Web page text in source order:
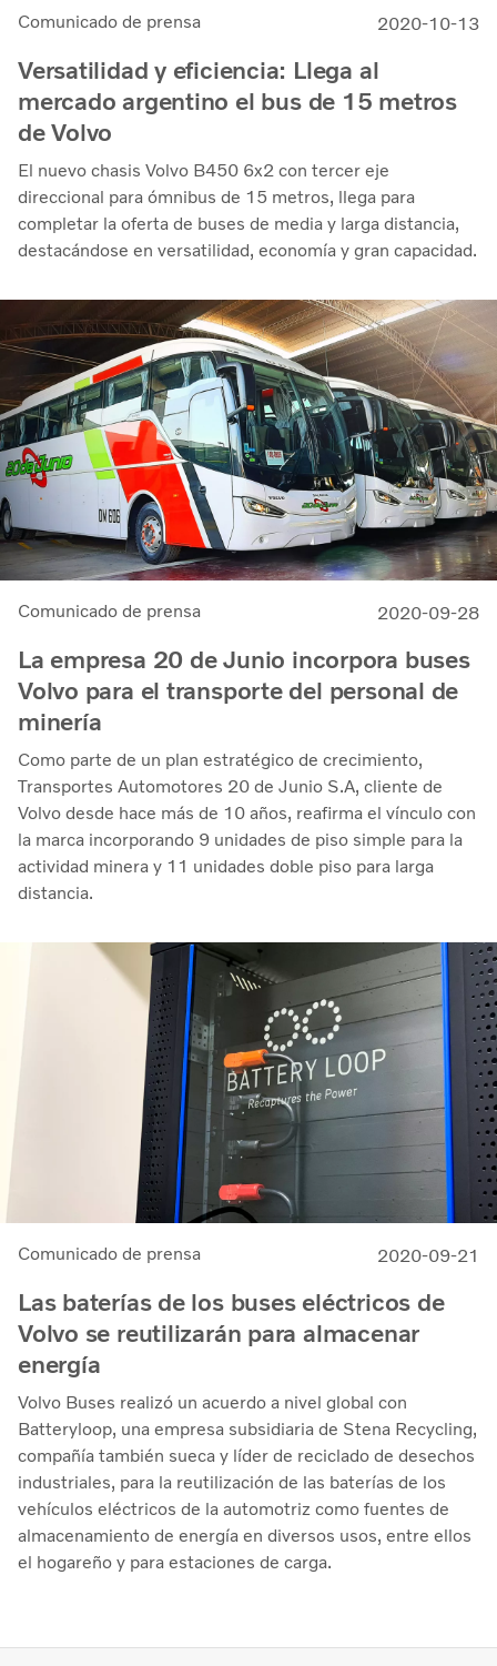
Comunicado de prensa 2020-10-13
Versatilidad y eficiencia: Llega al
mercado argentino el bus de 15 metros
de Volvo
El nuevo chasis Volvo B450 6x2 con tercer eje
direccional para ómnibus de 15 metros, llega para
completar la oferta de buses de media y larga distancia,
destacándose en versatilidad, economía y gran capacidad.
Comunicado de prensa 2020-09-28
La empresa 20 de Junio incorpora buses
Volvo para el transporte del personal de
minería
Como parte de un plan estratégico de crecimiento,
Transportes Automotores 20 de Junio S.A, cliente de
Volvo desde hace más de 10 años, reafirma el vínculo con
la marca incorporando 9 unidades de piso simple para la
actividad minera y 11 unidades doble piso para larga
distancia.
Comunicado de prensa 2020-09-21
Las baterías de los buses eléctricos de
Volvo se reutilizarán para almacenar
energía
Volvo Buses realizó un acuerdo a nivel global con
Batteryloop, una empresa subsidiaria de Stena Recycling,
compañía también sueca y líder de reciclado de desechos
industriales, para la reutilización de las baterías de los
vehículos eléctricos de la automotriz como fuentes de
almacenamiento de energía en diversos usos, entre ellos
el hogareño y para estaciones de carga.